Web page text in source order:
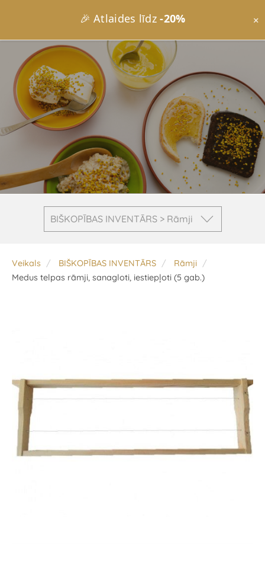
🎉 Atlaides līdz-20% ×
BIŠKOPĪBAS INVENTĀRS > ​Rāmji
Veikals BIŠKOPĪBAS INVENTĀRS
​Rāmji
Medus telpas rāmji, sanagloti, iestiepļoti (5 gab.)